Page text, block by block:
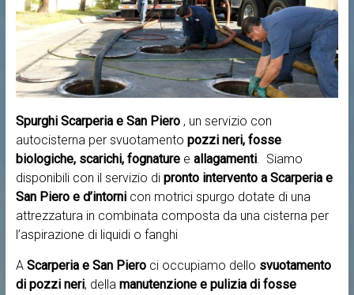
Spurghi Scarperia e San Piero , un servizio con
autocisterna per svuotamento pozzi neri, fosse
biologiche, scarichi, fognature e allagamenti. Siamo
disponibili con il servizio di pronto intervento a Scarperia e
San Piero e d’intornicon motrici spurgo dotate di una
attrezzatura in combinata composta da una cisterna per
l’aspirazione di liquidi o fanghi
A Scarperia e San Piero ci occupiamo dello svuotamento
di pozzi neri, della manutenzione e pulizia di fosse